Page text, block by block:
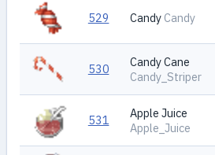
529 Candy Candy
530
Candy Cane
Candy_Striper
531
Apple Juice
Apple_Juice